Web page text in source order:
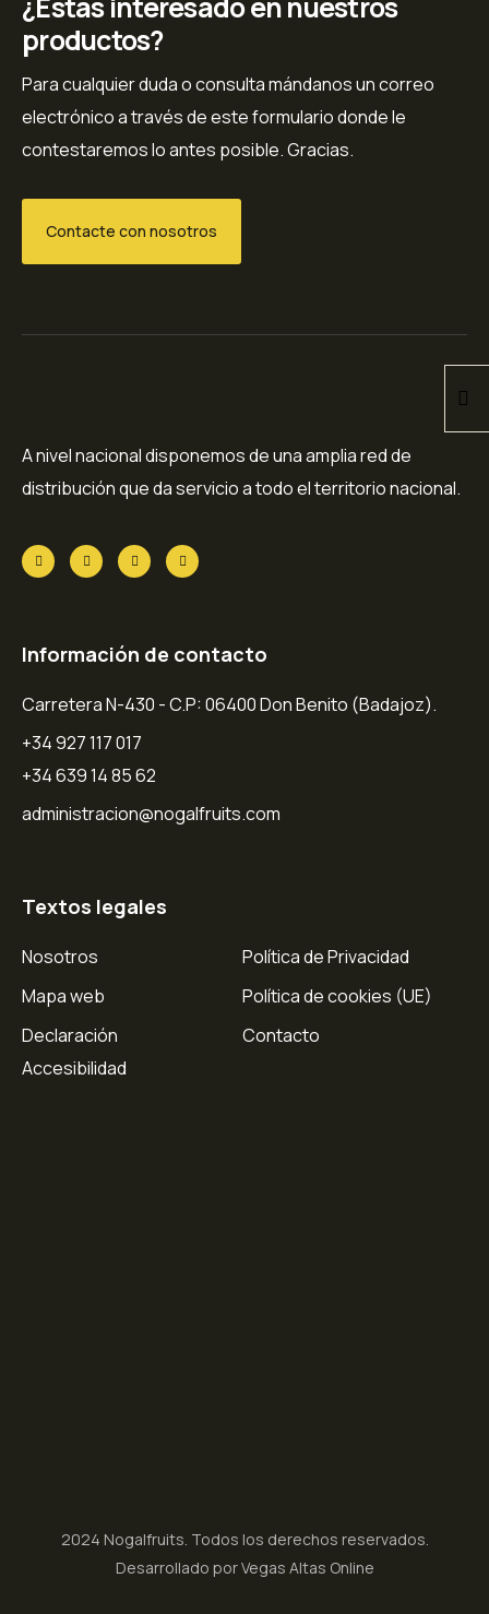
productos?
Para cualquier duda o consulta mándanos un correo
electrónico a través de este formulario donde le
contestaremos lo antes posible. Gracias.
Contacte con nosotros
A nivel nacional disponemos de una amplia red de
distribución que da servicio a todo el territorio nacional.
Información de contacto
Carretera N-430 - C.P: 06400 Don Benito (Badajoz).
+34 927 117 017
+34 639 14 85 62
administracion@nogalfruits.com
Textos legales
Nosotros
Mapa web
Declaración
Accesibilidad
Política de Privacidad
Política de cookies (UE)
Contacto
2024 Nogalfruits. Todos los derechos reservados.
Desarrollado por Vegas Altas Online